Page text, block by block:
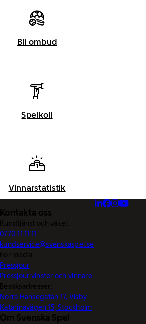
Bli ombud
Spelkoll
Vinnarstatistik
Kontakta oss
Kundtjänst och växel:
0770-11 11 11
kundservice@svenskaspel.se
För media:
Pressjour
Pressjour vinster och vinnare
Besöksadresser:
Norra Hansegatan 17, Visby
Katarinavägen 15, Stockholm
Om Svenska Spel